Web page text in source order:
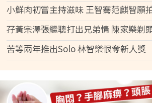
小鮮肉初嘗主持滋味 王智騫范麒智願
孖黃宗澤張繼聰打出兄弟情 陳家樂剃
苦等兩年推出Solo 林智樂恨奪新人獎